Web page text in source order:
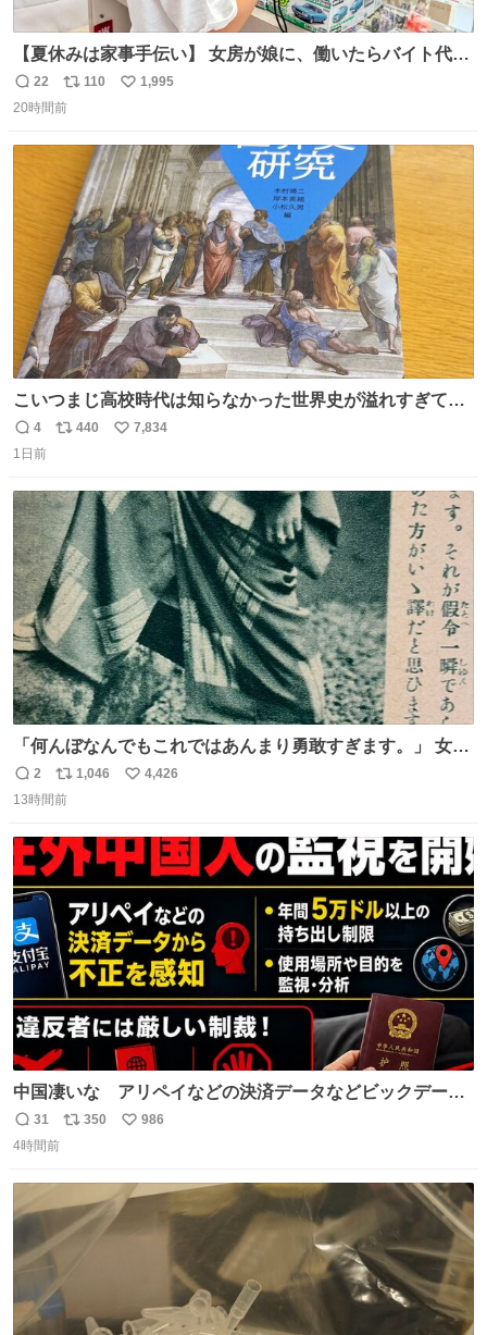
【夏休みは家事手伝い】 女房が娘に、働いたらバイト代も
らえば？と言ったら、娘は、いらない、と言って黙々と働
いてくれました。 あとでソフトクリーム買ってやろうと思
返
信
22
リ
ポ
数
110
い
数
1,995
20時間前
こいつまじ高校時代は知らなかった世界史が溢れすぎてて
𝑩𝑰𝑮 𝑳𝑶𝑽𝑬＿＿
返
信
4
リ
ト
数
440
い
数
7,834
1日前
「何んぼなんでもこれではあんまり勇敢すぎます。」 女性
の立ち振る舞い指南コーナーで、大股を「下品」や「はし
たない」という言葉を使わず「勇敢すぎます」と洒落っ気
っていきたい… （昭和4年婦人倶楽部新年号より）
返
信
2
リ
ポ
ト
数
1,046
い
数
4,426
13時間前
中国凄いな アリペイなどの決済データなどビックデータ
で海外にいる中国人の監視をはじめ、多額の資金決済など
があれば帰国命令を出しはじめたらしい。そして、パスポ
返
信
31
リ
数
350
い
数
986
4時間前